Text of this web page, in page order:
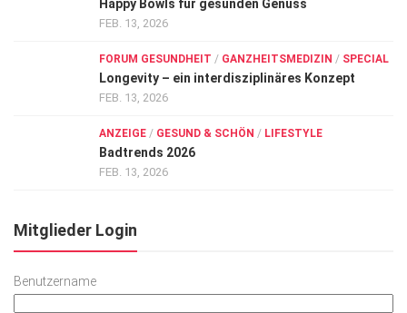
Happy Bowls für gesunden Genuss
FEB. 13, 2026
FORUM GESUNDHEIT / GANZHEITSMEDIZIN / SPECIAL
Longevity – ein interdisziplinäres Konzept
FEB. 13, 2026
ANZEIGE / GESUND & SCHÖN / LIFESTYLE
Badtrends 2026
FEB. 13, 2026
Mitglieder Login
Benutzername